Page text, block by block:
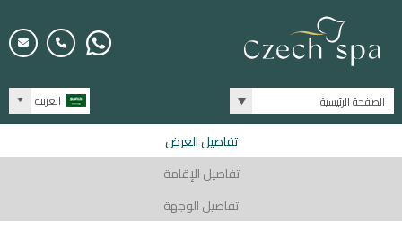
العربية الصفحة الرئيسية
تفاصيل العرض
تفاصيل الإقامة
تفاصيل الوجهة